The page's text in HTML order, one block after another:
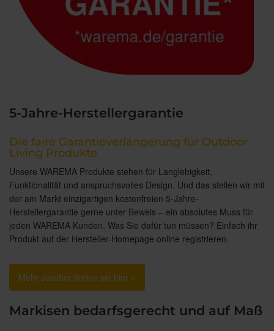
5-Jahre-Herstellergarantie
Die faire Garantieverlängerung für Outdoor
Living Produkte
Unsere WAREMA Produkte stehen für Langlebigkeit,
Funktionalität und anspruchsvolles Design. Und das stellen wir mit
der am Markt einzigartigen kostenfreien 5-Jahre-
Herstellergarantie gerne unter Beweis – ein absolutes Muss für
jeden WAREMA Kunden. Was Sie dafür tun müssen? Einfach ihr
Produkt auf der Hersteller-Homepage online registrieren.
Mehr darüber finden sie hier »
Markisen bedarfsgerecht und auf Maß